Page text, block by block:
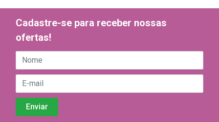
Cadastre-se para receber nossas
ofertas!